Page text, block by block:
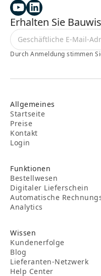
Erhalten Sie
Durch Anmeldung stimmen
Allgemeines
Startseite
Preise
Kontakt
Login
Funktionen
Bestellwesen
Digitaler Lieferschein
Automatische
Analytics
Wissen
Kundenerfolge
Blog
Lieferanten-Netzwerk
Help Center